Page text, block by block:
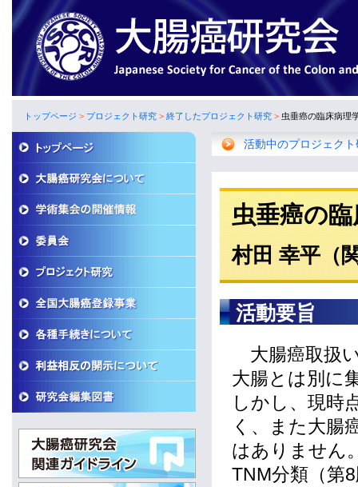
トップページ > プロジェクト研究 > 終了したプロジェクト研究 > 虫垂癌の臨床病理
活動中のプロジェクト
虫垂癌の
村田 幸平（
活動要旨
大腸癌取扱
大腸とは別に
しかし、現時
く、また大腸
はありません
TNM分類（第